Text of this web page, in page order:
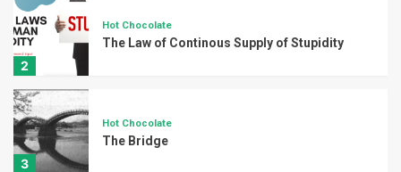
2
Hot Chocolate
The Law of Continous Supply of Stupidity
3
Hot Chocolate
The Bridge